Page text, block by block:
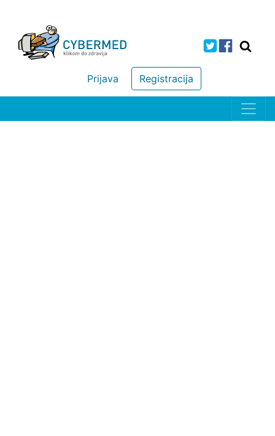
Registracija
Prijava